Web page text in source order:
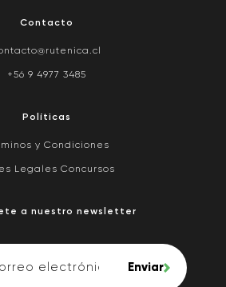
Contacto
+56 9 4977 3485
Políticas
y Condiciones
Legales Concursos
a nuestro newsletter
Enviar